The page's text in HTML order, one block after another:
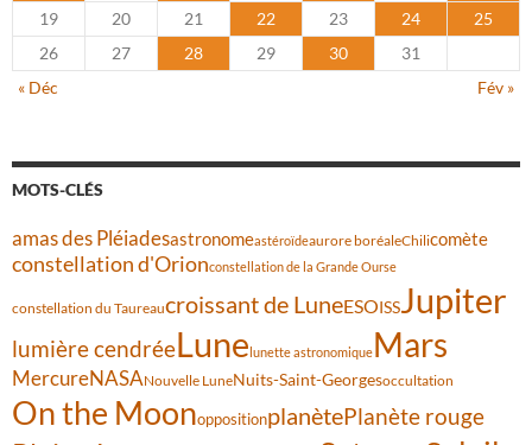
19
20 21 22 23 24
25
26
27 28 29 30
31
« Déc
Fév »
MOTS-CLÉS
amas des Pléiadesastronomeastéroïdeaurore boréaleChilicomète
constellation d'Orionconstellation de la Grande Ourse
constellation du Taureaucroissant de LuneESOISSJupiter
lumière cendréeLune lunette astronomiqueMars
MercureNASANouvelle LuneNuits-Saint-Georgesoccultation
On the MoonoppositionplanètePlanète rouge